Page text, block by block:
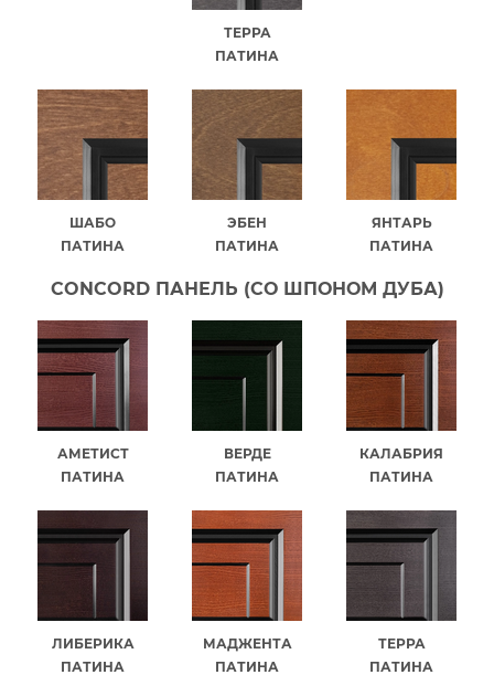
ТЕРРА
ПАТИНА
ШАБО
ПАТИНА
ЭБЕН
ПАТИНА
ЯНТАРЬ
ПАТИНА
CONCORD ПАНЕЛЬ (СО ШПОНОМ ДУБА)
АМЕТИСТ
ПАТИНА
ВЕРДЕ
ПАТИНА
КАЛАБРИЯ
ПАТИНА
ЛИБЕРИКА
ПАТИНА
МАДЖЕНТА
ПАТИНА
ТЕРРА
ПАТИНА